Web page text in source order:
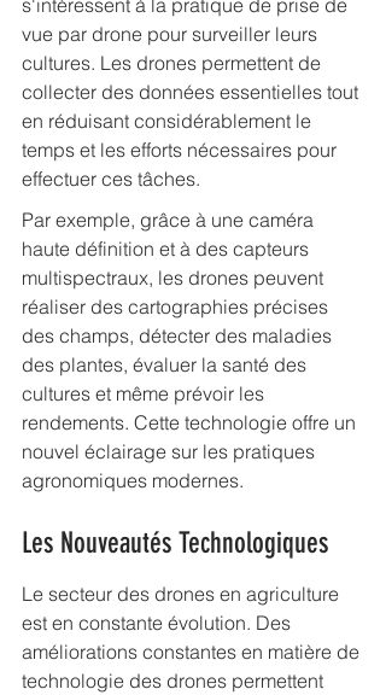
s'intéressent à la pratique de prise de
vue par drone pour surveiller leurs
cultures. Les drones permettent de
collecter des données essentielles tout
en réduisant considérablement le
temps et les efforts nécessaires pour
effectuer ces tâches.
Par exemple, grâce à une caméra
haute définition et à des capteurs
multispectraux, les drones peuvent
réaliser des cartographies précises
des champs, détecter des maladies
des plantes, évaluer la santé des
cultures et même prévoir les
rendements. Cette technologie offre un
nouvel éclairage sur les pratiques
agronomiques modernes.
Les Nouveautés Technologiques
Le secteur des drones en agriculture
est en constante évolution. Des
améliorations constantes en matière de
technologie des drones permettent